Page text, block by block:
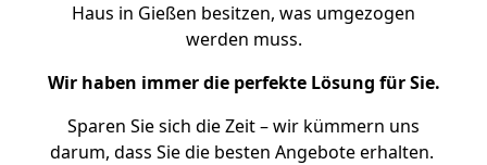
Haus in Gießen besitzen, was umgezogen
werden muss.
Wir haben immer die perfekte Lösung für Sie.
Sparen Sie sich die Zeit – wir kümmern uns
darum, dass Sie die besten Angebote erhalten.